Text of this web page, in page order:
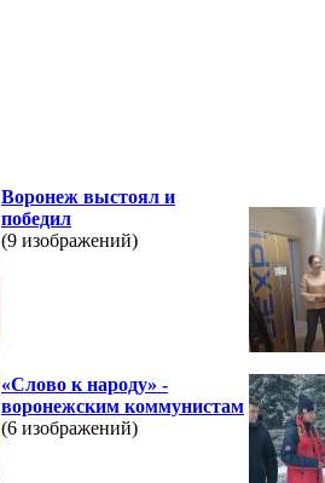
Воронеж выстоял и
победил
(9 изображений)
«Слово к народу» -
воронежским коммунистам
(6 изображений)